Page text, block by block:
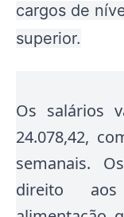
cargos de
superior.
Os salários
24.078,42,
semanais.
direito